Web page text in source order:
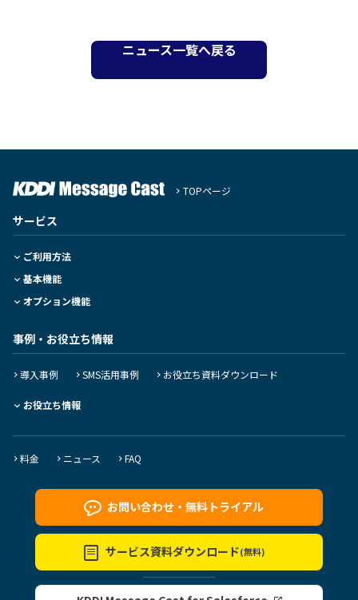
ニュース一覧へ戻る
TOPページ
サービス
ご利用方法
基本機能
オプション機能
事例・お役立ち情報
導入事例 SMS活用事例 お役立ち資料ダウンロード
お役立ち情報
料金 ニュース FAQ
お問い合わせ・ 無料トライアル
サービス資料ダウンロード(無料)